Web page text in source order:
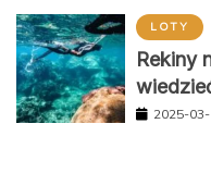
LOTY
Rekiny
2025-